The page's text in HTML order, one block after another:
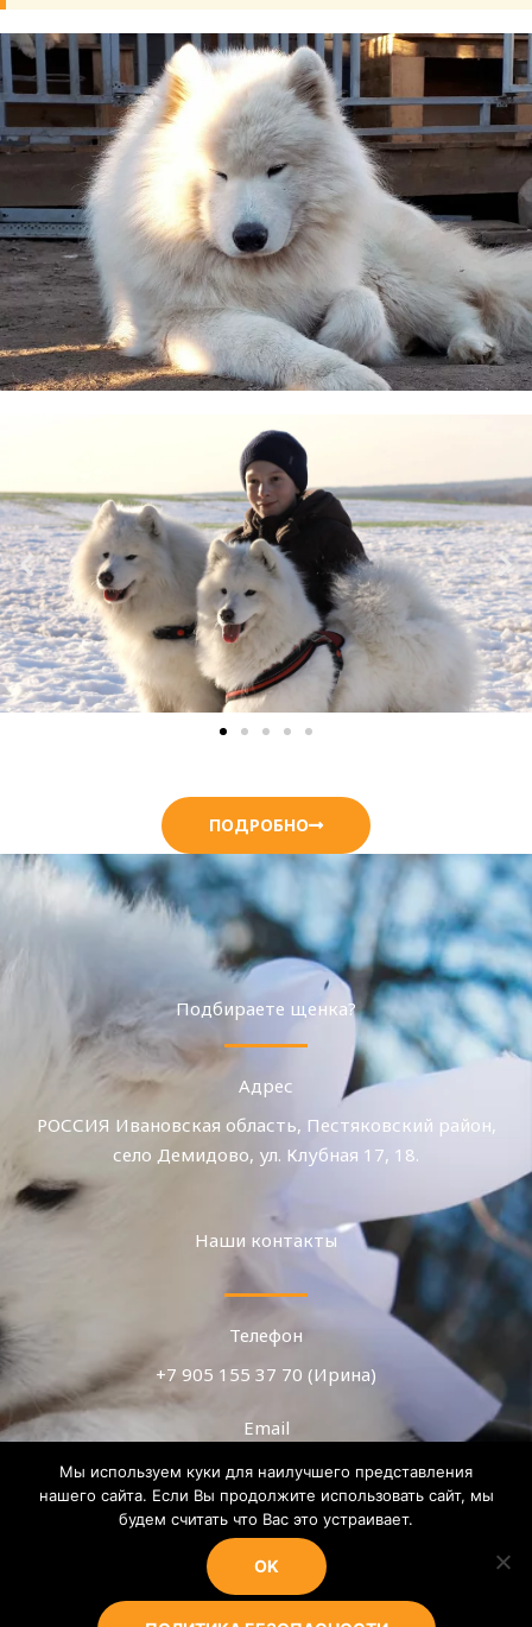
ПОДРОБНО
Подбираете щенка?
Адрес
РОССИЯ Ивановская область, Пестяковский район,
село Демидово, ул. Клубная 17, 18.
Наши контакты
Телефон
+7 905 155 37 70 (Ирина)
Email
teza.08@mail.ru
WhatsApp, Telegram, MAX
+7 905 155 37 70
Мы используем куки для наилучшего представления
нашего сайта. Если Вы продолжите использовать сайт, мы
будем считать что Вас это устраивает.
OK